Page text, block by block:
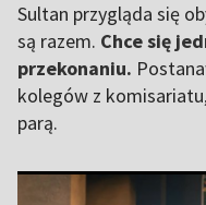
Sultan przygląda się
są razem. Chce się
przekonaniu.
kolegów z
parą.